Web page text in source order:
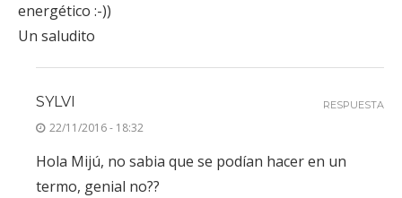
energético :-))
Un saludito
SYLVI
22/11/2016 - 18:32
Hola Mijú, no sabia que se podían hacer en un
termo, genial no??
RESPUESTA